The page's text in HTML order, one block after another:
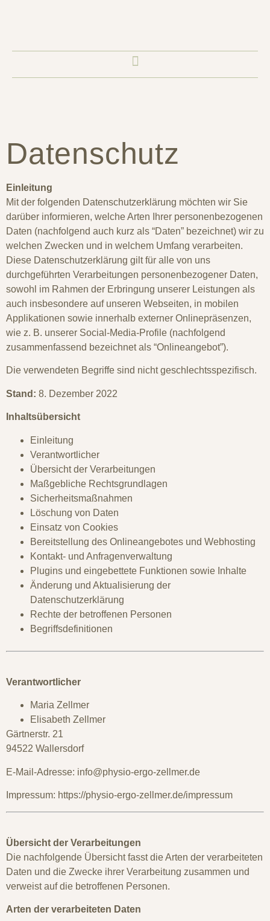
Datenschutz
Einleitung
Mit der folgenden Datenschutzerklärung möchten wir Sie
darüber informieren, welche Arten Ihrer personenbezogenen
Daten (nachfolgend auch kurz als “Daten” bezeichnet) wir zu
welchen Zwecken und in welchem Umfang verarbeiten.
Diese Datenschutzerklärung gilt für alle von uns
durchgeführten Verarbeitungen personenbezogener Daten,
sowohl im Rahmen der Erbringung unserer Leistungen als
auch insbesondere auf unseren Webseiten, in mobilen
Applikationen sowie innerhalb externer Onlinepräsenzen,
wie z. B. unserer Social-Media-Profile (nachfolgend
zusammenfassend bezeichnet als “Onlineangebot”).
Die verwendeten Begriffe sind nicht geschlechtsspezifisch.
Stand: 8. Dezember 2022
Inhaltsübersicht
Einleitung
Verantwortlicher
Übersicht der Verarbeitungen
Maßgebliche Rechtsgrundlagen
Sicherheitsmaßnahmen
Löschung von Daten
Einsatz von Cookies
Bereitstellung des Onlineangebotes und Webhosting
Kontakt- und Anfragenverwaltung
Plugins und eingebettete Funktionen sowie Inhalte
Änderung und Aktualisierung der
Datenschutzerklärung
Rechte der betroffenen Personen
Begriffsdefinitionen
Verantwortlicher
Maria Zellmer
Elisabeth Zellmer
Gärtnerstr. 21
94522 Wallersdorf
E-Mail-Adresse: info@physio-ergo-zellmer.de
Impressum: https://physio-ergo-zellmer.de/impressum
Übersicht der Verarbeitungen
Die nachfolgende Übersicht fasst die Arten der verarbeiteten
Daten und die Zwecke ihrer Verarbeitung zusammen und
verweist auf die betroffenen Personen.
Arten der verarbeiteten Daten